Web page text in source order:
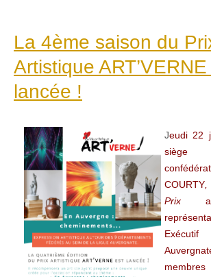
La 4ème saison du
Artistique
lancée !
Jeudi 22
COURTY,
Prix